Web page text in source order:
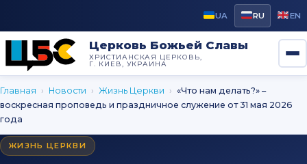
UA RU EN
Церковь Божьей Славы
ХРИСТИАНСКАЯ ЦЕРКОВЬ,
Г. КИЕВ, УКРАИНА
Главная › Новости › Жизнь Церкви › «Что нам делать?» –
воскресная проповедь и праздничное служение от 31 мая 2026
года
ЖИЗНЬ ЦЕРКВИ